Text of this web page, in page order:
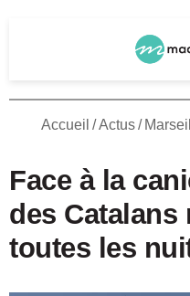
Accueil /Actus/
Face à la
des Catalans
toutes les